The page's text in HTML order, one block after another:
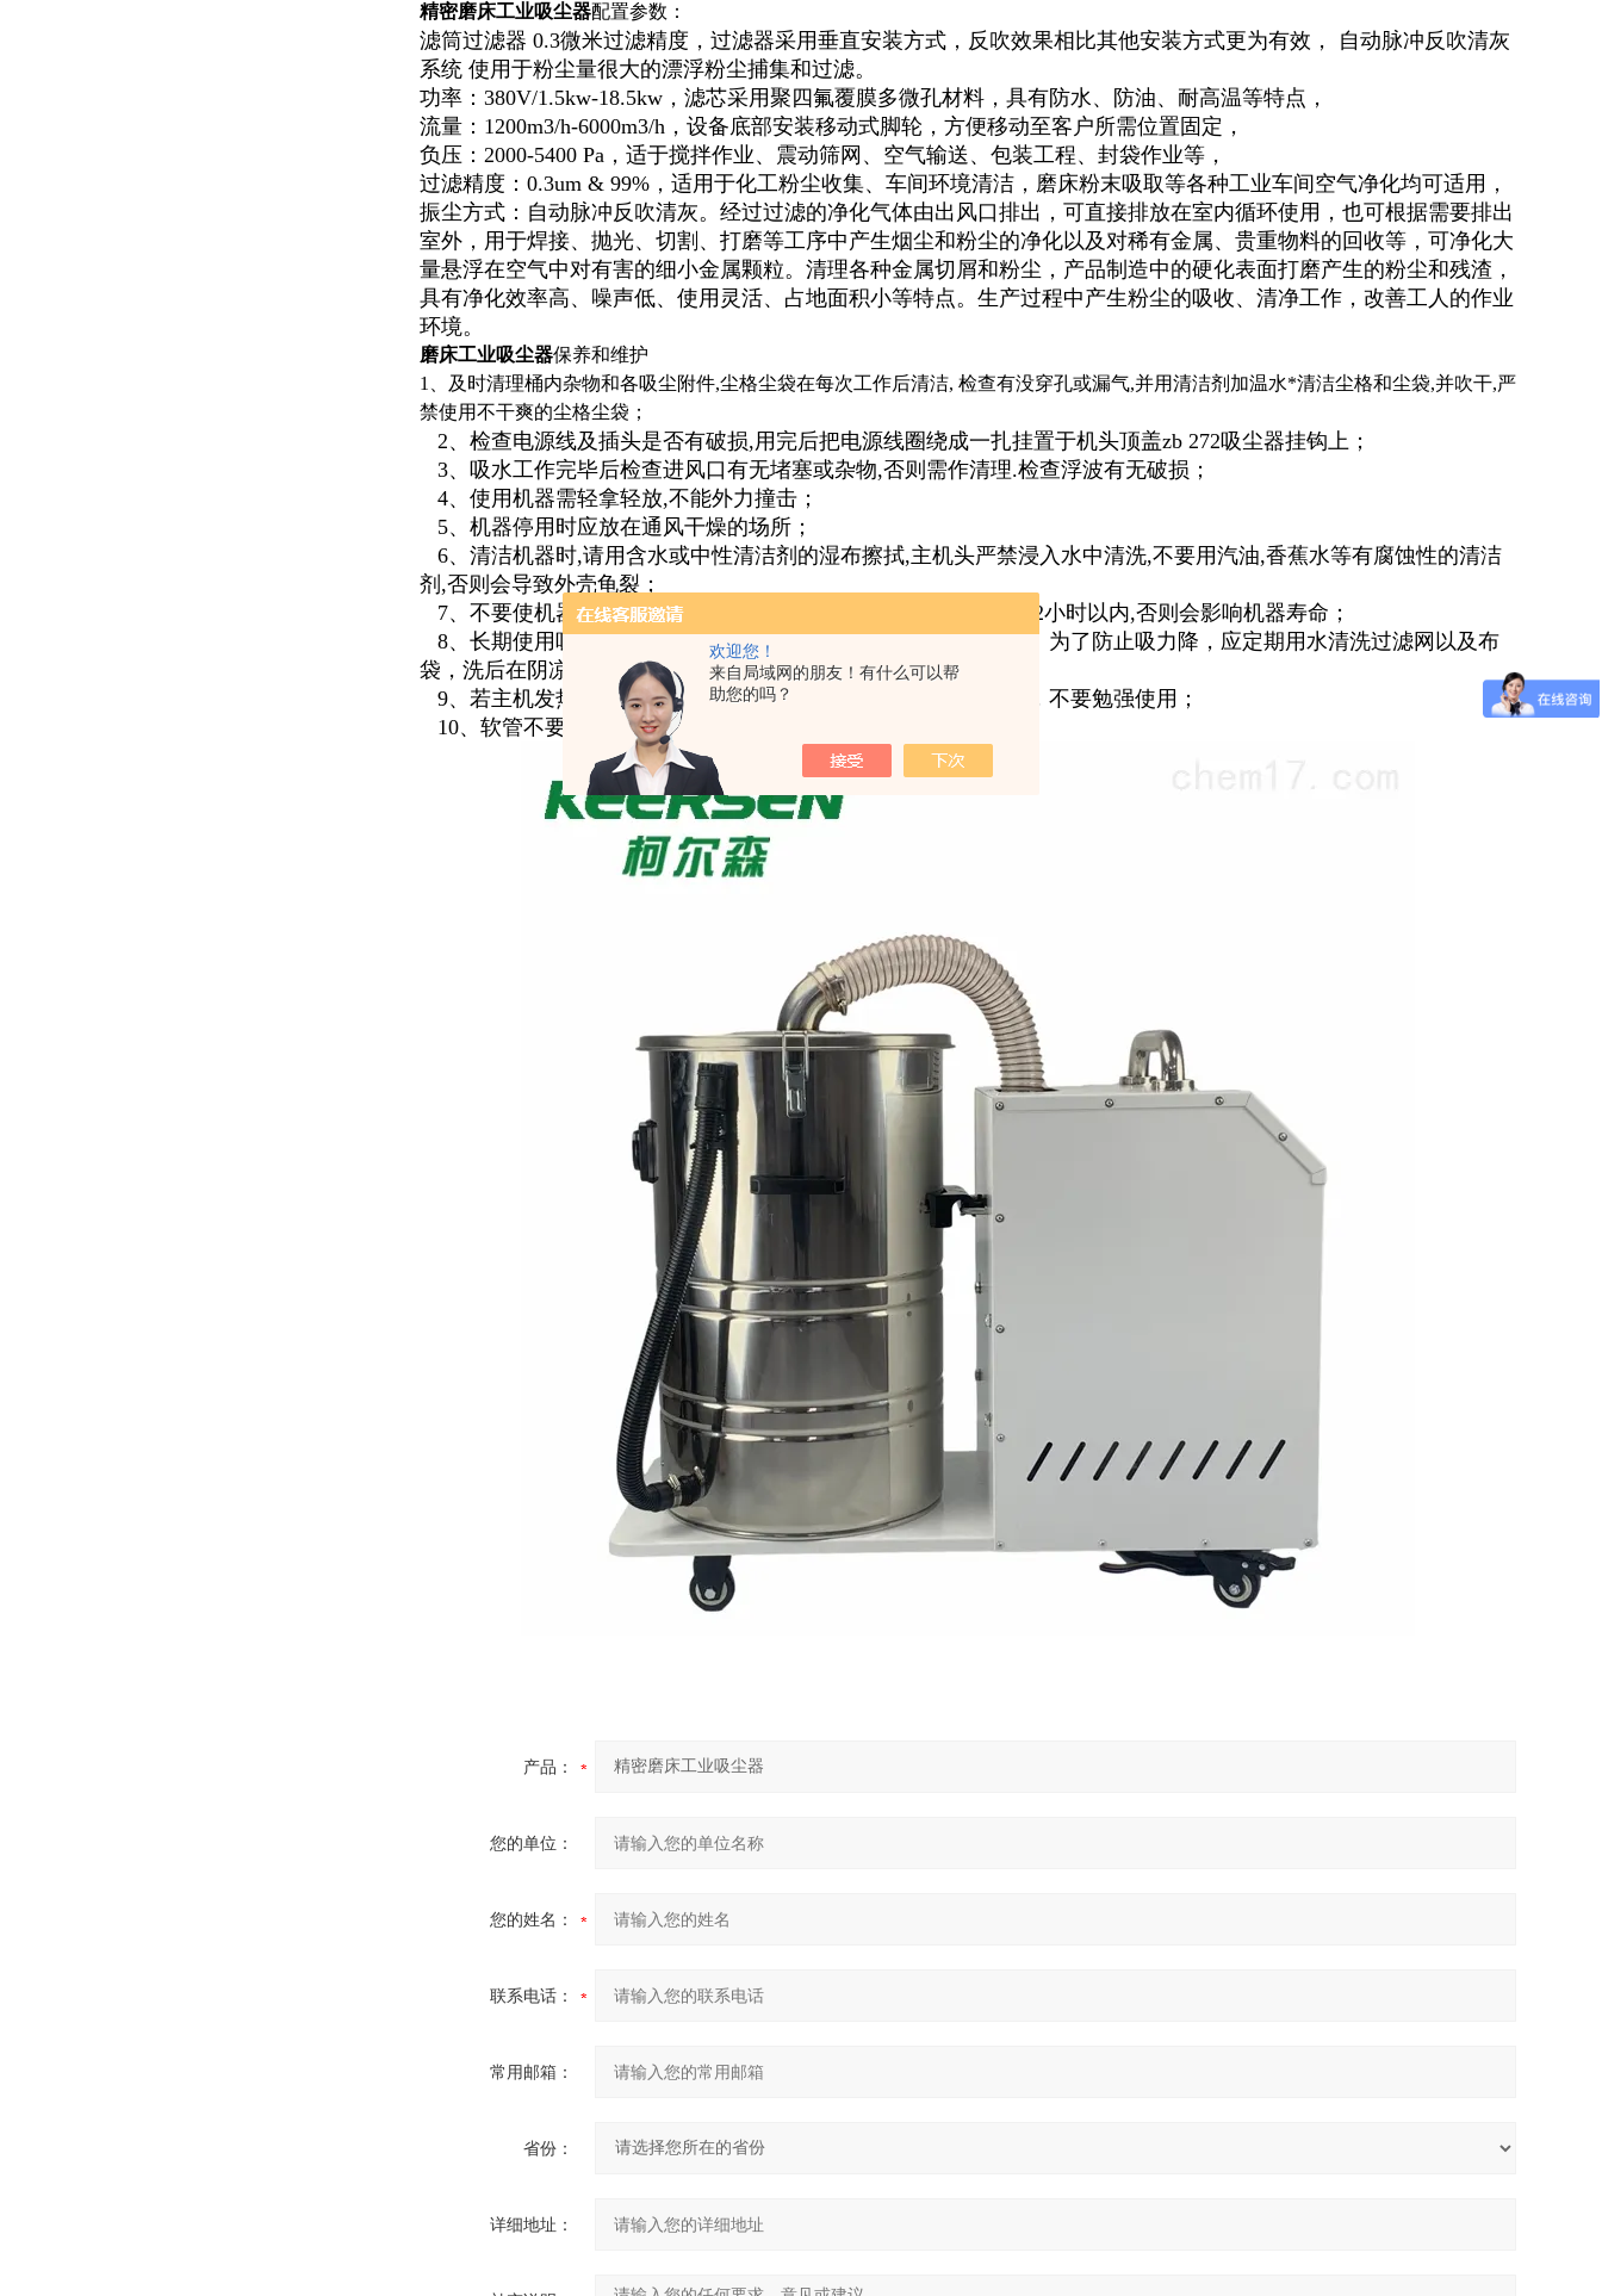
欢迎您！
来自局域网的朋友！有什么可以帮
助您的吗？
精密磨床工业吸尘器配置参数：
滤筒过滤器 0.3微米过滤精度，过滤器采用垂直安装方式，反吹效果相比其他安装方式更为有效， 自动脉冲反吹清灰
系统 使用于粉尘量很大的漂浮粉尘捕集和过滤。
功率：380V/1.5kw-18.5kw，滤芯采用聚四氟覆膜多微孔材料，具有防水、防油、耐高温等特点，
流量：1200m3/h-6000m3/h，设备底部安装移动式脚轮，方便移动至客户所需位置固定，
负压：2000-5400 Pa，适于搅拌作业、震动筛网、空气输送、包装工程、封袋作业等，
过滤精度：0.3um & 99%，适用于化工粉尘收集、车间环境清洁，磨床粉末吸取等各种工业车间空气净化均可适用，
振尘方式：自动脉冲反吹清灰。经过过滤的净化气体由出风口排出，可直接排放在室内循环使用，也可根据需要排出
室外，用于焊接、抛光、切割、打磨等工序中产生烟尘和粉尘的净化以及对稀有金属、贵重物料的回收等，可净化大
量悬浮在空气中对有害的细小金属颗粒。清理各种金属切屑和粉尘，产品制造中的硬化表面打磨产生的粉尘和残渣，
具有净化效率高、噪声低、使用灵活、占地面积小等特点。生产过程中产生粉尘的吸收、清净工作，改善工人的作业
环境。
磨床工业吸尘器保养和维护
1、及时清理桶内杂物和各吸尘附件,尘格尘袋在每次工作后清洁, 检查有没穿孔或漏气,并用清洁剂加温水*清洁尘格和尘袋,并吹干,严
禁使用不干爽的尘格尘袋；
2、检查电源线及插头是否有破损,用完后把电源线圈绕成一扎挂置于机头顶盖zb 272吸尘器挂钩上；
3、吸水工作完毕后检查进风口有无堵塞或杂物,否则需作清理.检查浮波有无破损；
4、使用机器需轻拿轻放,不能外力撞击；
5、机器停用时应放在通风干燥的场所；
6、清洁机器时,请用含水或中性清洁剂的湿布擦拭,主机头严禁浸入水中清洗,不要用汽油,香蕉水等有腐蚀性的清洁
剂,否则会导致外壳龟裂；
7、不要使机器处于长时间连续工作状态,连续工作时间请控制在2小时以内,否则会影响机器寿命；
8、长期使用吸尘器时，会因过滤网网眼的堵塞而致使吸力下降。为了防止吸力降，应定期用水清洗过滤网以及布
袋，洗后在阴凉处晾干再使用，即可恢复吸力；
9、若主机发热，发出焦味，或有异常振动和响声，应及时送修，不要勉强使用；
10、软管不要频繁地折来折去，不要过度拉伸和弯曲。
产品：
您的单位：
您的姓名：
联系电话：
常用邮箱：
省份：
详细地址：